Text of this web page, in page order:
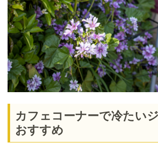
カフェコーナーで冷たい
おすすめ